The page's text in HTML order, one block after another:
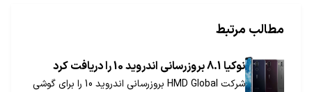
مطالب مرتبط
نوکیا 8.1 بروزرسانی اندروید 10 را دریافت کرد
شرکت HMD Global بروزرسانی اندروید 10 را برای گوشی